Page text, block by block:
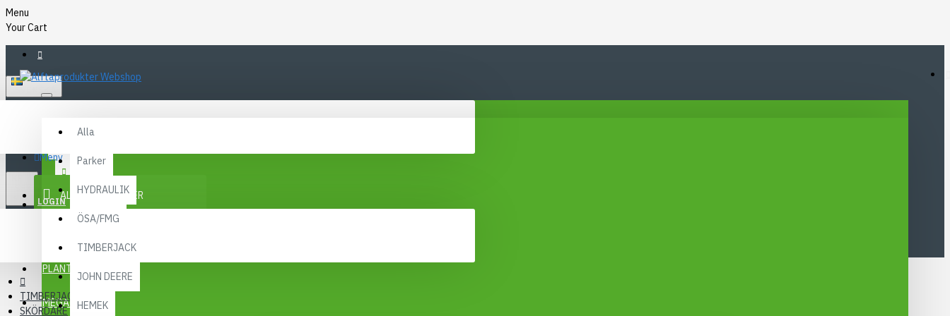
Menu
Your Cart
SEK
Alla
Parker
HYDRAULIK
ÖSA/FMG
TIMBERJACK
JOHN DEERE
HEMEK
KONTAKT
Meny
ALLA KATEGORIER
PLANTMA X
MEGA MENY
LOGIN
REGISTER
TIMBERJACK
SKÖRDARE